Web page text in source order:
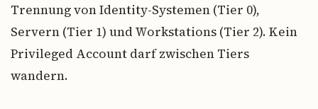
Trennung von Identity-Systemen (Tier 0),
Servern (Tier 1) und Workstations (Tier 2). Kein
Privileged Account darf zwischen Tiers
wandern.